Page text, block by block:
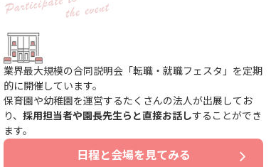
業界最大規模の合同説明会「転職・就職フェスタ」を定期
的に開催しています。
保育園や幼稚園を運営するたくさんの法人が出展してお
り、 採用担当者や園長先生らと直接お話しすることができ
ます。
日程と会場を見てみる